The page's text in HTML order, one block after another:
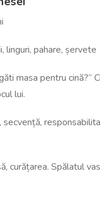
linguri, pahare, șervete
masa pentru cină?”
lui.
secvență,
curățarea. Spălatul